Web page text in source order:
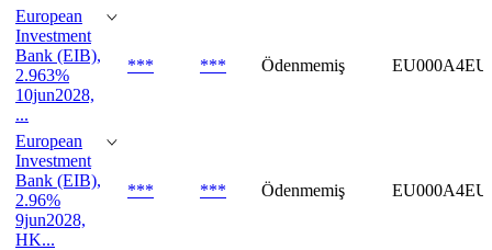
European
Investment
Bank (EIB),
2.963%
10jun2028,
...
*** *** Ödenmemiş
European
Investment
Bank (EIB),
2.96%
9jun2028,
HK...
*** *** Ödenmemiş